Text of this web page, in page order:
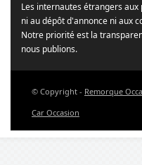
Les internautes étrangers
ni au dépôt d'annonce ni aux
Notre priorité est la
nous publions.
© Copyright - Remorque
Car Occasion